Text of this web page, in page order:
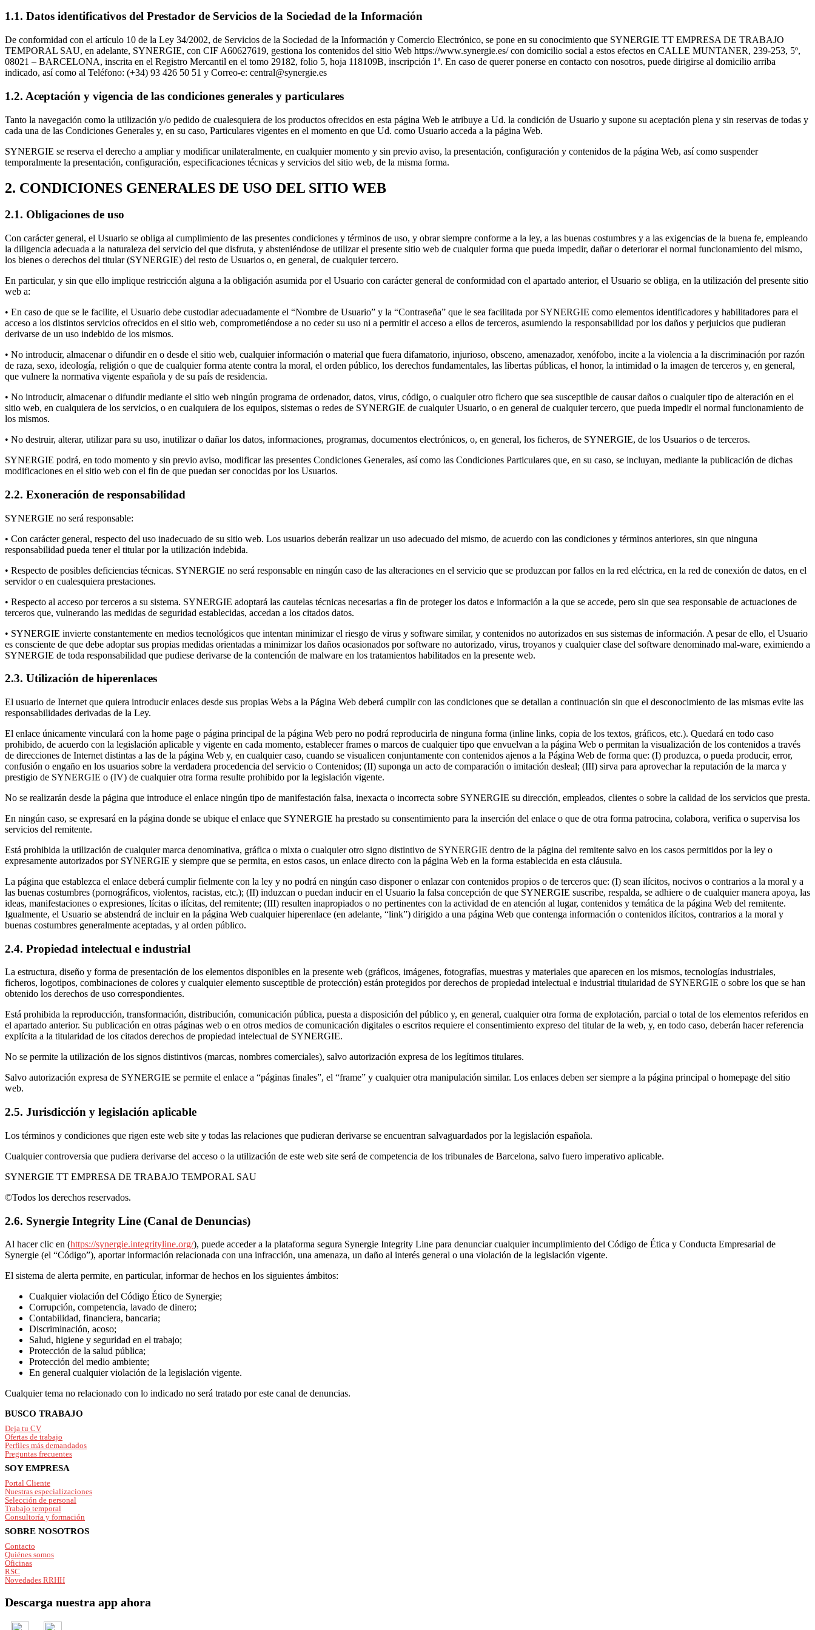
1.1. Datos identificativos del Prestador de Servicios de la Sociedad de la Información
De conformidad con el artículo 10 de la Ley 34/2002, de Servicios de la Sociedad de la Información y Comercio Electrónico, se pone en su conocimiento que SYNERGIE TT EMPRESA DE TRABAJO
TEMPORAL SAU, en adelante, SYNERGIE, con CIF A60627619, gestiona los contenidos del sitio Web https://www.synergie.es/ con domicilio social a estos efectos en CALLE MUNTANER, 239-253, 5º,
08021 – BARCELONA, inscrita en el Registro Mercantil en el tomo 29182, folio 5, hoja 118109B, inscripción 1ª. En caso de querer ponerse en contacto con nosotros, puede dirigirse al domicilio arriba
indicado, así como al Teléfono: (+34) 93 426 50 51 y Correo-e: central@synergie.es
1.2. Aceptación y vigencia de las condiciones generales y particulares
Tanto la navegación como la utilización y/o pedido de cualesquiera de los productos ofrecidos en esta página Web le atribuye a Ud. la condición de Usuario y supone su aceptación plena y sin reservas de todas y
cada una de las Condiciones Generales y, en su caso, Particulares vigentes en el momento en que Ud. como Usuario acceda a la página Web.
SYNERGIE se reserva el derecho a ampliar y modificar unilateralmente, en cualquier momento y sin previo aviso, la presentación, configuración y contenidos de la página Web, así como suspender
temporalmente la presentación, configuración, especificaciones técnicas y servicios del sitio web, de la misma forma.
2. CONDICIONES GENERALES DE USO DEL SITIO WEB
2.1. Obligaciones de uso
Con carácter general, el Usuario se obliga al cumplimiento de las presentes condiciones y términos de uso, y obrar siempre conforme a la ley, a las buenas costumbres y a las exigencias de la buena fe, empleando
la diligencia adecuada a la naturaleza del servicio del que disfruta, y absteniéndose de utilizar el presente sitio web de cualquier forma que pueda impedir, dañar o deteriorar el normal funcionamiento del mismo,
los bienes o derechos del titular (SYNERGIE) del resto de Usuarios o, en general, de cualquier tercero.
En particular, y sin que ello implique restricción alguna a la obligación asumida por el Usuario con carácter general de conformidad con el apartado anterior, el Usuario se obliga, en la utilización del presente sitio
web a:
• En caso de que se le facilite, el Usuario debe custodiar adecuadamente el “Nombre de Usuario” y la “Contraseña” que le sea facilitada por SYNERGIE como elementos identificadores y habilitadores para el
acceso a los distintos servicios ofrecidos en el sitio web, comprometiéndose a no ceder su uso ni a permitir el acceso a ellos de terceros, asumiendo la responsabilidad por los daños y perjuicios que pudieran
derivarse de un uso indebido de los mismos.
• No introducir, almacenar o difundir en o desde el sitio web, cualquier información o material que fuera difamatorio, injurioso, obsceno, amenazador, xenófobo, incite a la violencia a la discriminación por razón
de raza, sexo, ideología, religión o que de cualquier forma atente contra la moral, el orden público, los derechos fundamentales, las libertas públicas, el honor, la intimidad o la imagen de terceros y, en general,
que vulnere la normativa vigente española y de su país de residencia.
• No introducir, almacenar o difundir mediante el sitio web ningún programa de ordenador, datos, virus, código, o cualquier otro fichero que sea susceptible de causar daños o cualquier tipo de alteración en el
sitio web, en cualquiera de los servicios, o en cualquiera de los equipos, sistemas o redes de SYNERGIE de cualquier Usuario, o en general de cualquier tercero, que pueda impedir el normal funcionamiento de
los mismos.
• No destruir, alterar, utilizar para su uso, inutilizar o dañar los datos, informaciones, programas, documentos electrónicos, o, en general, los ficheros, de SYNERGIE, de los Usuarios o de terceros.
SYNERGIE podrá, en todo momento y sin previo aviso, modificar las presentes Condiciones Generales, así como las Condiciones Particulares que, en su caso, se incluyan, mediante la publicación de dichas
modificaciones en el sitio web con el fin de que puedan ser conocidas por los Usuarios.
2.2. Exoneración de responsabilidad
SYNERGIE no será responsable:
• Con carácter general, respecto del uso inadecuado de su sitio web. Los usuarios deberán realizar un uso adecuado del mismo, de acuerdo con las condiciones y términos anteriores, sin que ninguna
responsabilidad pueda tener el titular por la utilización indebida.
• Respecto de posibles deficiencias técnicas. SYNERGIE no será responsable en ningún caso de las alteraciones en el servicio que se produzcan por fallos en la red eléctrica, en la red de conexión de datos, en el
servidor o en cualesquiera prestaciones.
• Respecto al acceso por terceros a su sistema. SYNERGIE adoptará las cautelas técnicas necesarias a fin de proteger los datos e información a la que se accede, pero sin que sea responsable de actuaciones de
terceros que, vulnerando las medidas de seguridad establecidas, accedan a los citados datos.
• SYNERGIE invierte constantemente en medios tecnológicos que intentan minimizar el riesgo de virus y software similar, y contenidos no autorizados en sus sistemas de información. A pesar de ello, el Usuario
es consciente de que debe adoptar sus propias medidas orientadas a minimizar los daños ocasionados por software no autorizado, virus, troyanos y cualquier clase del software denominado mal-ware, eximiendo a
SYNERGIE de toda responsabilidad que pudiese derivarse de la contención de malware en los tratamientos habilitados en la presente web.
2.3. Utilización de hiperenlaces
El usuario de Internet que quiera introducir enlaces desde sus propias Webs a la Página Web deberá cumplir con las condiciones que se detallan a continuación sin que el desconocimiento de las mismas evite las
responsabilidades derivadas de la Ley.
El enlace únicamente vinculará con la home page o página principal de la página Web pero no podrá reproducirla de ninguna forma (inline links, copia de los textos, gráficos, etc.). Quedará en todo caso
prohibido, de acuerdo con la legislación aplicable y vigente en cada momento, establecer frames o marcos de cualquier tipo que envuelvan a la página Web o permitan la visualización de los contenidos a través
de direcciones de Internet distintas a las de la página Web y, en cualquier caso, cuando se visualicen conjuntamente con contenidos ajenos a la Página Web de forma que: (I) produzca, o pueda producir, error,
confusión o engaño en los usuarios sobre la verdadera procedencia del servicio o Contenidos; (II) suponga un acto de comparación o imitación desleal; (III) sirva para aprovechar la reputación de la marca y
prestigio de SYNERGIE o (IV) de cualquier otra forma resulte prohibido por la legislación vigente.
No se realizarán desde la página que introduce el enlace ningún tipo de manifestación falsa, inexacta o incorrecta sobre SYNERGIE su dirección, empleados, clientes o sobre la calidad de los servicios que presta.
En ningún caso, se expresará en la página donde se ubique el enlace que SYNERGIE ha prestado su consentimiento para la inserción del enlace o que de otra forma patrocina, colabora, verifica o supervisa los
servicios del remitente.
Está prohibida la utilización de cualquier marca denominativa, gráfica o mixta o cualquier otro signo distintivo de SYNERGIE dentro de la página del remitente salvo en los casos permitidos por la ley o
expresamente autorizados por SYNERGIE y siempre que se permita, en estos casos, un enlace directo con la página Web en la forma establecida en esta cláusula.
La página que establezca el enlace deberá cumplir fielmente con la ley y no podrá en ningún caso disponer o enlazar con contenidos propios o de terceros que: (I) sean ilícitos, nocivos o contrarios a la moral y a
las buenas costumbres (pornográficos, violentos, racistas, etc.); (II) induzcan o puedan inducir en el Usuario la falsa concepción de que SYNERGIE suscribe, respalda, se adhiere o de cualquier manera apoya, las
ideas, manifestaciones o expresiones, lícitas o ilícitas, del remitente; (III) resulten inapropiados o no pertinentes con la actividad de en atención al lugar, contenidos y temática de la página Web del remitente.
Igualmente, el Usuario se abstendrá de incluir en la página Web cualquier hiperenlace (en adelante, “link”) dirigido a una página Web que contenga información o contenidos ilícitos, contrarios a la moral y
buenas costumbres generalmente aceptadas, y al orden público.
2.4. Propiedad intelectual e industrial
La estructura, diseño y forma de presentación de los elementos disponibles en la presente web (gráficos, imágenes, fotografías, muestras y materiales que aparecen en los mismos, tecnologías industriales,
ficheros, logotipos, combinaciones de colores y cualquier elemento susceptible de protección) están protegidos por derechos de propiedad intelectual e industrial titularidad de SYNERGIE o sobre los que se han
obtenido los derechos de uso correspondientes.
Está prohibida la reproducción, transformación, distribución, comunicación pública, puesta a disposición del público y, en general, cualquier otra forma de explotación, parcial o total de los elementos referidos en
el apartado anterior. Su publicación en otras páginas web o en otros medios de comunicación digitales o escritos requiere el consentimiento expreso del titular de la web, y, en todo caso, deberán hacer referencia
explícita a la titularidad de los citados derechos de propiedad intelectual de SYNERGIE.
No se permite la utilización de los signos distintivos (marcas, nombres comerciales), salvo autorización expresa de los legítimos titulares.
Salvo autorización expresa de SYNERGIE se permite el enlace a “páginas finales”, el “frame” y cualquier otra manipulación similar. Los enlaces deben ser siempre a la página principal o homepage del sitio
web.
2.5. Jurisdicción y legislación aplicable
Los términos y condiciones que rigen este web site y todas las relaciones que pudieran derivarse se encuentran salvaguardados por la legislación española.
Cualquier controversia que pudiera derivarse del acceso o la utilización de este web site será de competencia de los tribunales de Barcelona, salvo fuero imperativo aplicable.
SYNERGIE TT EMPRESA DE TRABAJO TEMPORAL SAU
©Todos los derechos reservados.
2.6. Synergie Integrity Line (Canal de Denuncias)
Al hacer clic en (https://synergie.integrityline.org/), puede acceder a la plataforma segura Synergie Integrity Line para denunciar cualquier incumplimiento del Código de Ética y Conducta Empresarial de
Synergie (el “Código”), aportar información relacionada con una infracción, una amenaza, un daño al interés general o una violación de la legislación vigente.
El sistema de alerta permite, en particular, informar de hechos en los siguientes ámbitos:
Cualquier violación del Código Ético de Synergie;
Corrupción, competencia, lavado de dinero;
Contabilidad, financiera, bancaria;
Discriminación, acoso;
Salud, higiene y seguridad en el trabajo;
Protección de la salud pública;
Protección del medio ambiente;
En general cualquier violación de la legislación vigente.
Cualquier tema no relacionado con lo indicado no será tratado por este canal de denuncias.
Footer
BUSCO TRABAJO
Deja tu CV
Ofertas de trabajo
Perfiles más demandados
Preguntas frecuentes
SOY EMPRESA
Portal Cliente
Nuestras especializaciones
Selección de personal
Trabajo temporal
Consultoría y formación
SOBRE NOSOTROS
Contacto
Quiénes somos
Oficinas
RSC
Novedades RRHH
Descarga nuestra app ahora